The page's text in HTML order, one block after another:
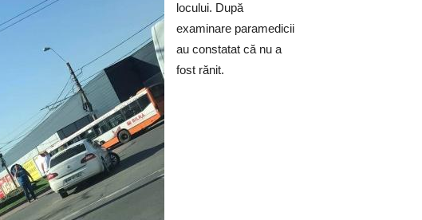
locului. După
examinare paramedicii
au constatat că nu a
fost rănit.